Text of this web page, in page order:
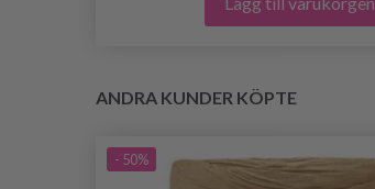
ANDRA KUNDER KÖPTE
- 50%